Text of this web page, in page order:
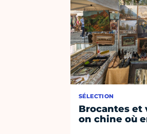
SÉLECTION
Brocantes et
on chine où